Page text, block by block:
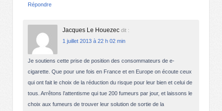
Répondre
Jacques Le Houezec dit :
1 juillet 2013 à 22 h 02 min
Je soutiens cette prise de position des consommateurs de e-
cigarette. Que pour une fois en France et en Europe on écoute ceux
qui ont fait le choix de la réduction du risque pour leur bien et celui de
tous. Arrêtons l’attentisme qui tue 200 fumeurs par jour, et laissons le
choix aux fumeurs de trouver leur solution de sortie de la